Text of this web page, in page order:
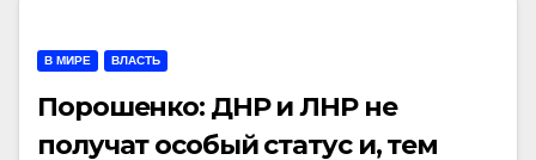
В МИРЕ ВЛАСТЬ
Порошенко: ДНР и ЛНР не
получат особый статус и, тем